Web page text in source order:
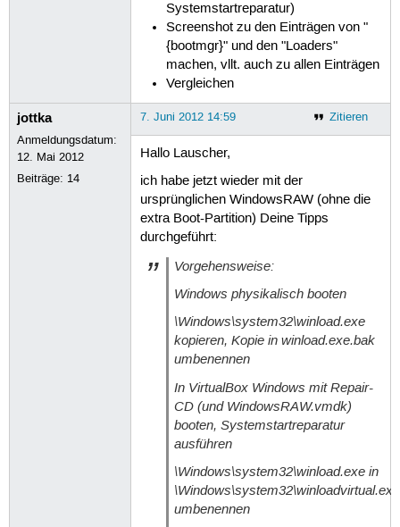
Systemstartreparatur)
Screenshot zu den Einträgen von "
{bootmgr}" und den "Loaders"
machen, vllt. auch zu allen Einträgen
Vergleichen
jottka
Anmeldungsdatum:
12. Mai 2012
Beiträge: 14
Zitieren
7. Juni 2012 14:59
Hallo Lauscher,
ich habe jetzt wieder mit der
ursprünglichen WindowsRAW (ohne die
extra Boot-Partition) Deine Tipps
durchgeführt:
Vorgehensweise:
Windows physikalisch booten
\Windows\system32\winload.exe
kopieren, Kopie in winload.exe.bak
umbenennen
In VirtualBox Windows mit Repair-
CD (und WindowsRAW.vmdk)
booten, Systemstartreparatur
ausführen
\Windows\system32\winload.exe in
\Windows\system32\winloadvirtual.exe
umbenennen